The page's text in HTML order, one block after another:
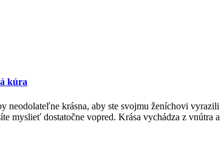
kúra
krásna, aby ste svojmu ženíchovi
myslieť dostatočne vopred. Krása vychádza z vnútra